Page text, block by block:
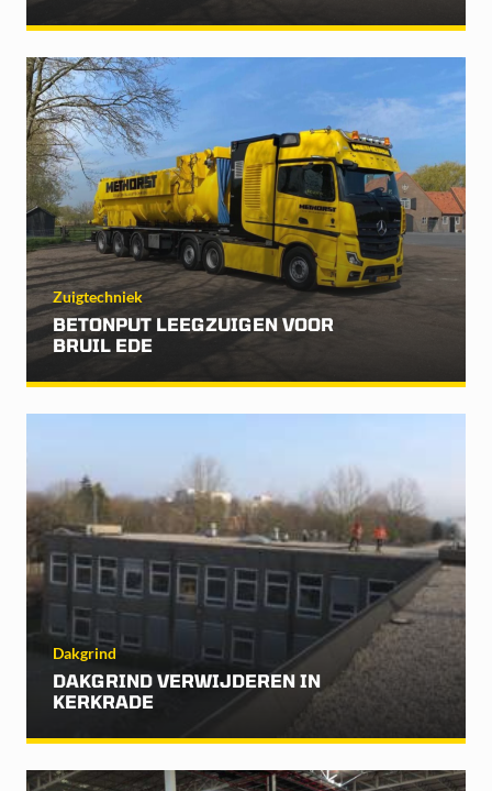
Zuigtechniek
BETONPUT LEEGZUIGEN VOOR
BRUIL EDE
Dakgrind
DAKGRIND VERWIJDEREN IN
KERKRADE